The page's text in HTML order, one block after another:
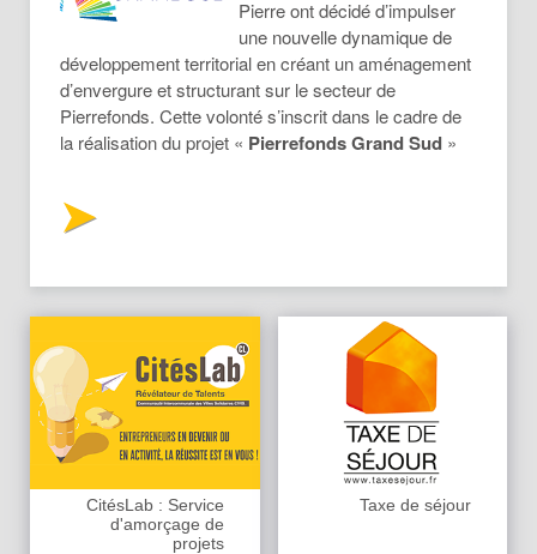
Pierre ont décidé d’impulser
une nouvelle dynamique de
développement territorial en créant un aménagement
d’envergure et structurant sur le secteur de
Pierrefonds. Cette volonté s’inscrit dans le cadre de
la réalisation du projet « Pierrefonds Grand Sud »
CitésLab : Service
d'amorçage de
projets
Taxe de séjour